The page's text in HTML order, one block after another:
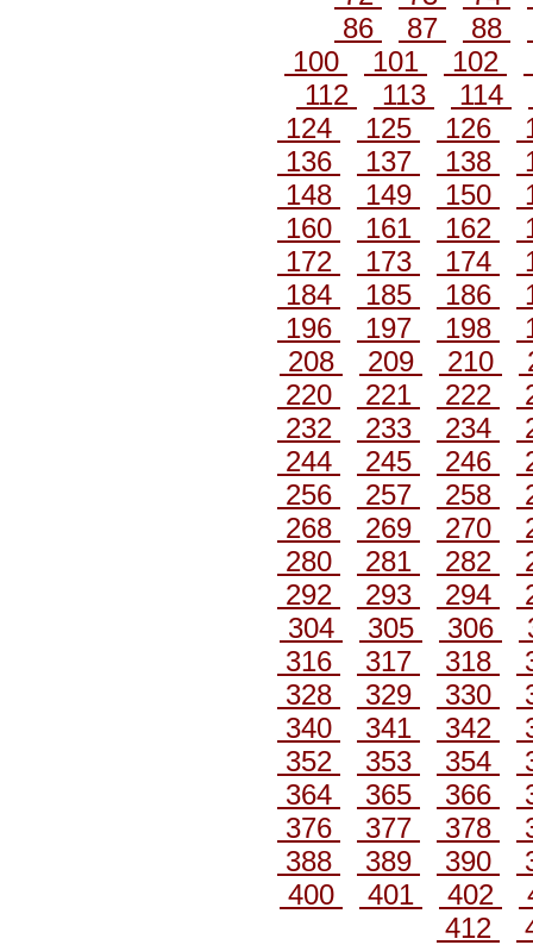
86
87 88
100
101 102
112
113 114
124
125 126
136
137 138
148
149 150
160
161 162
172
173 174
184
185 186
196
197 198
208
209 210
220
221 222
232
233 234
244
245 246
256
257 258
268
269 270
280
281 282
292
293 294
304
305 306
316
317 318
328
329 330
340
341 342
352
353 354
364
365 366
376
377 378
388
389 390
400
401 402
412